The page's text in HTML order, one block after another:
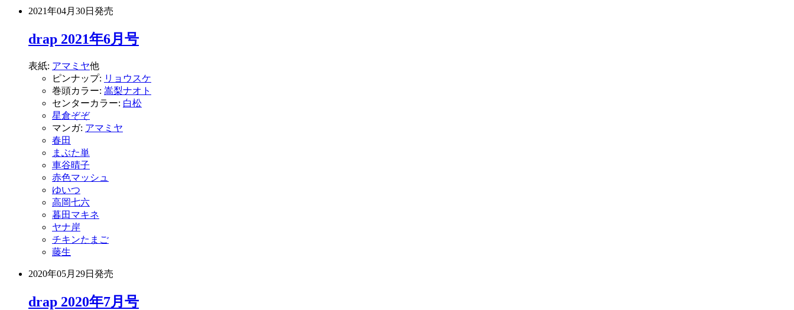
2021年04月30日 発売
drap 2021年6月号
表紙: アマミヤ他
ピンナップ: リョウスケ
巻頭カラー: 嵩梨ナオト
センターカラー: 白松
星倉ぞぞ
マンガ: アマミヤ
春田
まぶた単
車谷晴子
赤色マッシュ
ゆいつ
高岡七六
暮田マキネ
ヤナ岸
チキンたまご
藤生
2020年05月29日 発売
drap 2020年7月号